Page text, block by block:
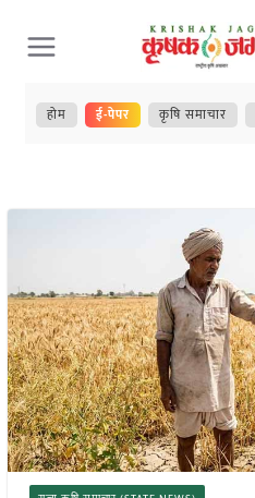
Skip
to
content
होम ई-पेपर कृषि समाचार